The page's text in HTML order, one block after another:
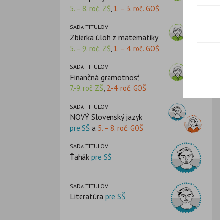
5. – 8. roč. ZŠ,1. – 3. roč. GOŠ
SADA TITULOV
Zbierka úloh z matematiky
5. – 9. roč. ZŠ, 1. – 4. roč. GOŠ
SADA TITULOV
Finančná gramotnosť
7.-9. roč ZŠ, 2.-4. roč. GOŠ
SADA TITULOV
NOVÝ Slovenský jazyk
pre SŠ a 5. – 8. roč. GOŠ
SADA TITULOV
Ťahák pre SŠ
SADA TITULOV
Literatúra pre SŠ